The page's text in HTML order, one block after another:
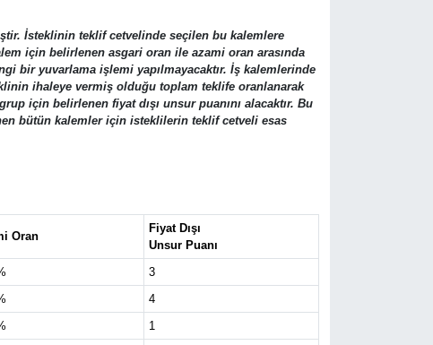
İsteklinin teklif cetvelinde seçilen bu kalemlere
için belirlenen asgari oran ile azami oran arasında
bir yuvarlama işlemi yapılmayacaktır. İş kalemlerinde
ihaleye vermiş olduğu toplam teklife oranlanarak
için belirlenen fiyat dışı unsur puanını alacaktır. Bu
bütün kalemler için isteklilerin teklif cetveli esas
Oran
Fiyat Dışı
Unsur Puanı
3
4
1